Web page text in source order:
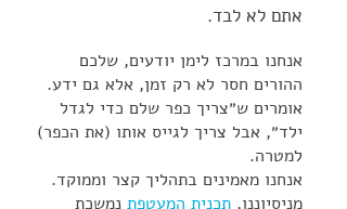
אתם לא לבד.
אנחנו במרכז לימן יודעים, שלכם
ההורים חסר לא רק זמן, אלא גם ידע.
אומרים ש״צריך כפר שלם כדי לגדל
ילד״, אבל צריך לגייס אותו (את הכפר)
למטרה.
אנחנו מאמינים בתהליך קצר וממוקד.
מניסיוננו, תכנית המעטפת נמשכת